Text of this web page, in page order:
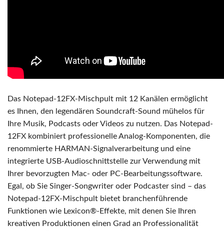
Das Notepad-12FX-Mischpult mit 12 Kanälen ermöglicht
es Ihnen, den legendären Soundcraft-Sound mühelos für
Ihre Musik, Podcasts oder Videos zu nutzen. Das Notepad-
12FX kombiniert professionelle Analog-Komponenten, die
renommierte HARMAN-Signalverarbeitung und eine
integrierte USB-Audioschnittstelle zur Verwendung mit
Ihrer bevorzugten Mac- oder PC-Bearbeitungssoftware.
Egal, ob Sie Singer-Songwriter oder Podcaster sind – das
Notepad-12FX-Mischpult bietet branchenführende
Funktionen wie Lexicon®-Effekte, mit denen Sie Ihren
kreativen Produktionen einen Grad an Professionalität